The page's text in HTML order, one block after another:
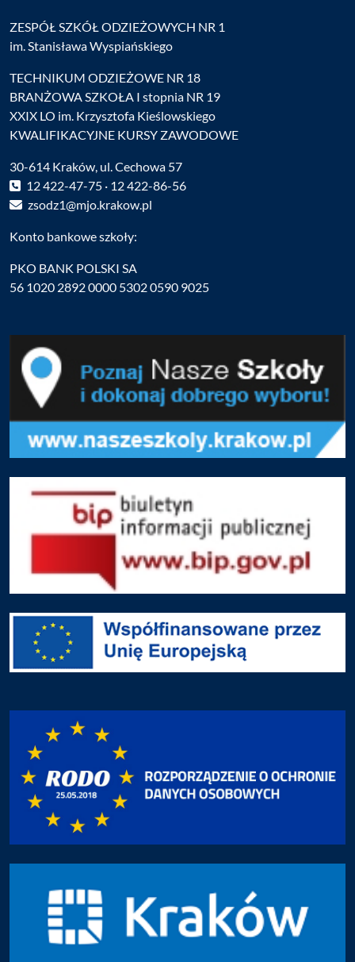
ZESPÓŁ SZKÓŁ ODZIEŻOWYCH NR 1
im. Stanisława Wyspiańskiego
TECHNIKUM ODZIEŻOWE NR 18
BRANŻOWA SZKOŁA I stopnia NR 19
XXIX LO im. Krzysztofa Kieślowskiego
KWALIFIKACYJNE KURSY ZAWODOWE
30-614 Kraków, ul. Cechowa 57
12 422-47-75 · 12 422-86-56
zsodz1@mjo.krakow.pl
Konto bankowe szkoły:
PKO BANK POLSKI SA
56 1020 2892 0000 5302 0590 9025